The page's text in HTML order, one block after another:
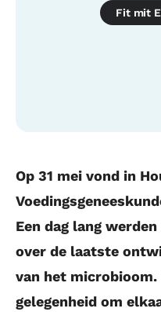
Fit mit
Op 31 mei vond in
Een dag lang
over de laatste
van het microbioom.
gelegenheid om